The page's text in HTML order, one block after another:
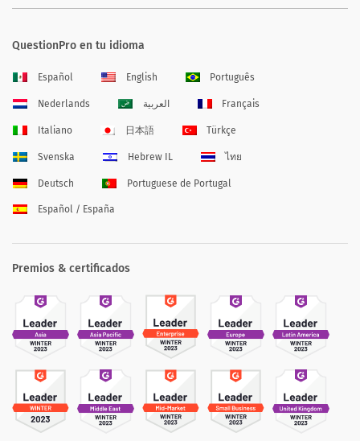
QuestionPro en tu idioma
Español English Português
Nederlands العربية Français
Italiano 日本語 Türkçe
Svenska Hebrew IL ไทย
Deutsch Portuguese de Portugal
Español / España
Premios & certificados